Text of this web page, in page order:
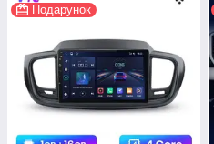
Подарунок